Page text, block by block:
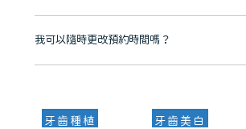
可以。維港口腔會按照當日匯率轉算收取費用，而
我可以隨時更改預約時間嗎？
可以，請盡早通過wechat或whatsapp聯絡我們，
牙齒種植
牙齒美白